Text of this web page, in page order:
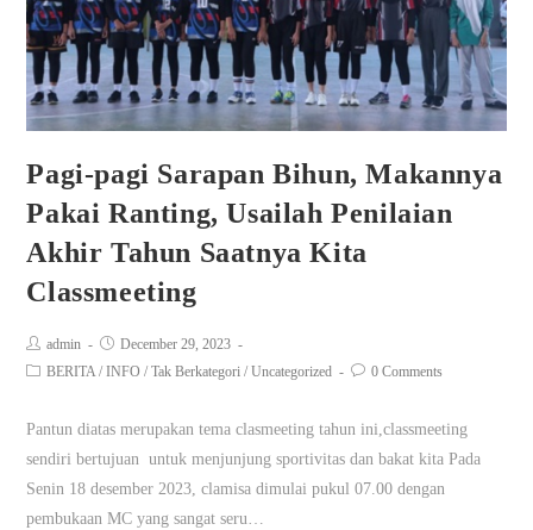
Pagi-pagi Sarapan Bihun, Makannya
Pakai Ranting, Usailah Penilaian
Akhir Tahun Saatnya Kita
Classmeeting
admin
December 29, 2023
BERITA / INFO / Tak Berkategori / Uncategorized 0 Comments
Pantun diatas merupakan tema clasmeeting tahun ini,classmeeting
sendiri bertujuan untuk menjunjung sportivitas dan bakat kita Pada
Senin 18 desember 2023, clamisa dimulai pukul 07.00 dengan
pembukaan MC yang sangat seru…